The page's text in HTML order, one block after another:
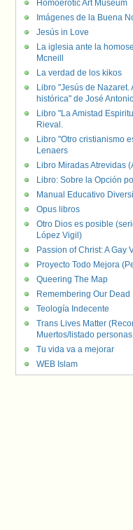
Homoerotic Art Museum
Imágenes de la Buena
Jesús in Love
La iglesia ante la
Mcneill
La verdad de los kikos
Libro "Jesús de Nazaret.
histórica" de José
Libro "La Amistad
Rieval.
Libro "Otro cristianismo
Lenaers
Libro Miradas Atrevidas
Libro: Sobre la Opción
Manual Educativo
Opus libros
Otro Dios es posible
López Vigil)
Passion of Christ: A Gay
Proyecto Todo Mejora
Queering The Map
Remembering Our Dead
Teología Indecente
Trans Lives Matter
Muertos/listado
Tu vida va a mejorar
WEB Islam